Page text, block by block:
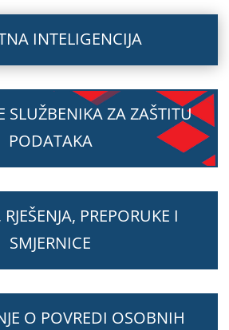
INTELIGENCIJA
SLUŽBENIKA ZA ZAŠTITU
PODATAKA
RJEŠENJA, PREPORUKE I
SMJERNICE
O POVREDI OSOBNIH